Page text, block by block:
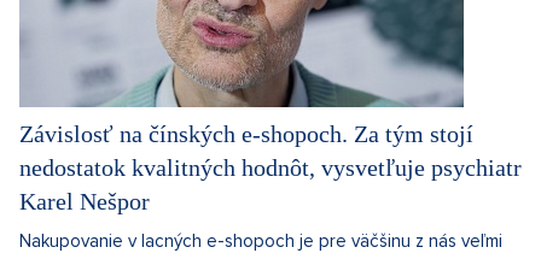
Závislosť na čínských e-shopoch. Za tým stojí
nedostatok kvalitných hodnôt, vysvetľuje psychiatr
Karel Nešpor
Nakupovanie v lacných e-shopoch je pre väčšinu z nás veľmi